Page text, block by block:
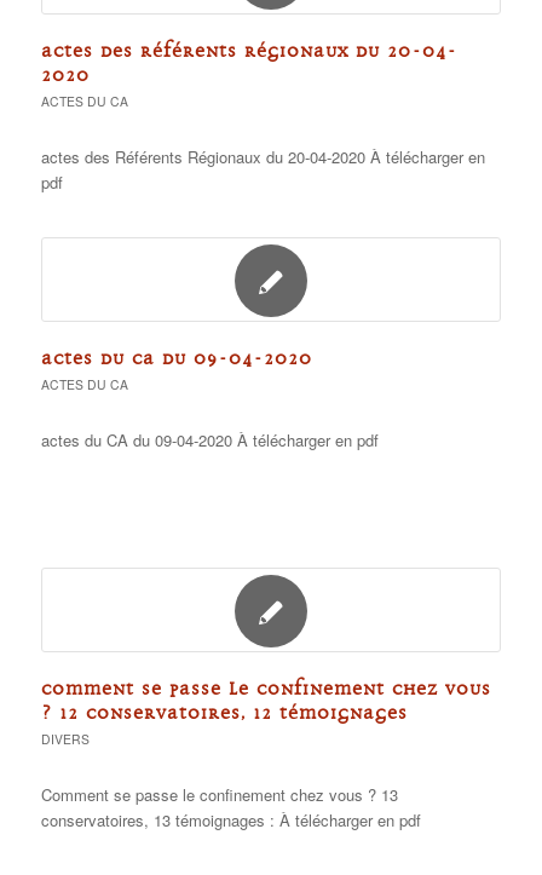
ACTES DES RÉFÉRENTS RÉGIONAUX DU 20-04-
2020
ACTES DU CA
actes des Référents Régionaux du 20-04-2020 À télécharger en
pdf
ACTES DU CA DU 09-04-2020
ACTES DU CA
actes du CA du 09-04-2020 À télécharger en pdf
COMMENT SE PASSE LE CONFINEMENT CHEZ VOUS
? 12 CONSERVATOIRES, 12 TÉMOIGNAGES
DIVERS
Comment se passe le confinement chez vous ? 13
conservatoires, 13 témoignages : À télécharger en pdf